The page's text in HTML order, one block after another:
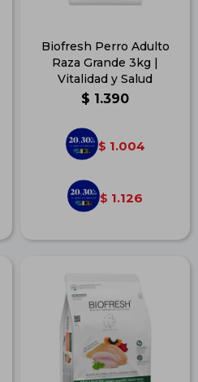
Biofresh Perro Adulto
Raza Grande 3kg |
Vitalidad y Salud
$ 1.390
$ 1.004
$ 1.126